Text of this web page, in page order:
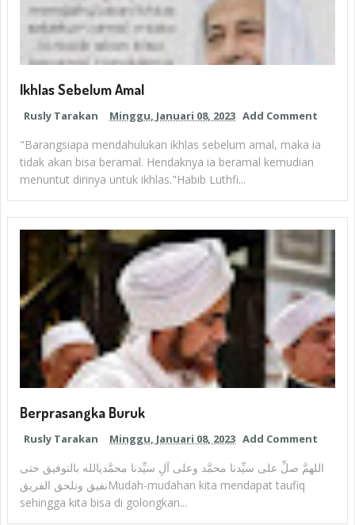
Ikhlas Sebelum Amal
Rusly Tarakan Minggu, Januari 08, 2023 Add Comment
"Barangsiapa mendahulukan ikhlas sebelum amal, maka ia
tidak akan bisa beramal. Hendaknya ia beramal kemudian
menuntut dirinya untuk ikhlas."Habib Luthfi...
Berprasangka Buruk
Rusly Tarakan Minggu, Januari 08, 2023 Add Comment
اللهمَّ صلِّ على سيِّدنا محمَّد وعلى آلِ سيِّدنا محمَّديالله بالتوفيق حتى
نفيق ونلحق الفريقMudah-mudahan kita mendapat taufiq
sehingga kita bisa di golongkan...